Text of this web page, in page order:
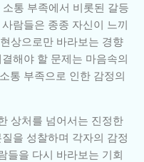
통 부족에서 비롯된 갈등
람들은 종종 자신이 느끼
상으로만 바라보는 경향
해야 할 문제는 마음속의
통 부족으로 인한 감정의
상처를 넘어서는 진정한
을 성찰하며 각자의 감정
들을 다시 바라보는 기회